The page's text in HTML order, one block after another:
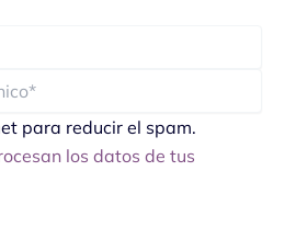
para reducir el spam.
los datos de tus